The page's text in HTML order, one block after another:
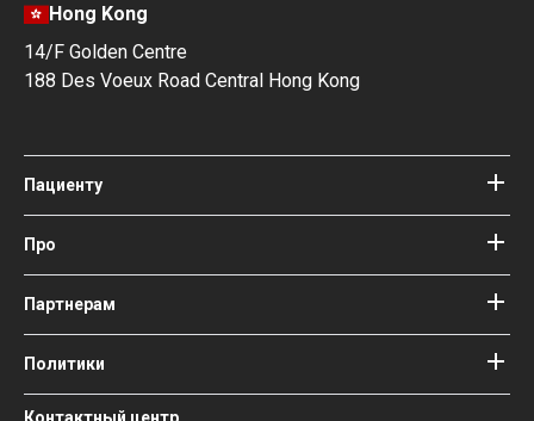
Hong Kong
14/F Golden Centre
188 Des Voeux Road Central Hong Kong
Пациенту
Клиники
Врачи
Блог
Гайды
Ваши гарантии
Про
Про Bookimed
Как это работает
Наши врачи и авторы
Медицинские консультанты
Bookimed
Партнерам
Добавить клинику
Войти как партнер
Политики
Условия использования